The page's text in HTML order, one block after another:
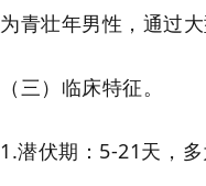
为青壮年男性，通过
（三）临床特征。
1.潜伏期：5-21天，多